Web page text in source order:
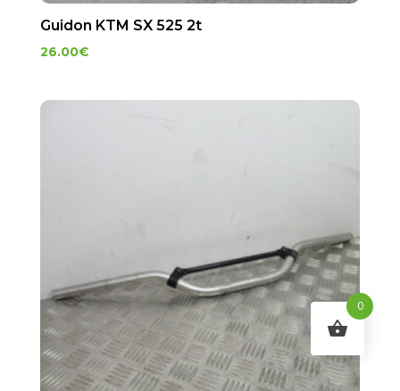
Guidon KTM SX 525 2t
26.00€
0